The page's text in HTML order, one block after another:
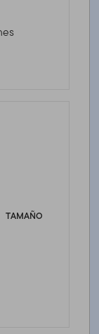
TAMAÑO